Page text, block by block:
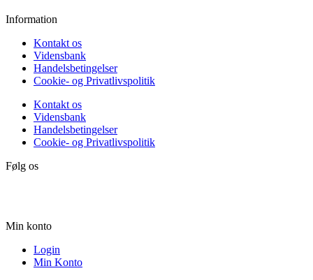
Information
Kontakt os
Vidensbank
Handelsbetingelser
Cookie- og Privatlivspolitik
Kontakt os
Vidensbank
Handelsbetingelser
Cookie- og Privatlivspolitik
Følg os
Min konto
Login
Min Konto